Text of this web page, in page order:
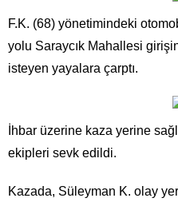
F.K. (68) yönetimindeki
yolu Saraycık Mahallesi
isteyen yayalara çarptı.
İhbar üzerine kaza yerine
ekipleri sevk edildi.
Kazada, Süleyman K. olay